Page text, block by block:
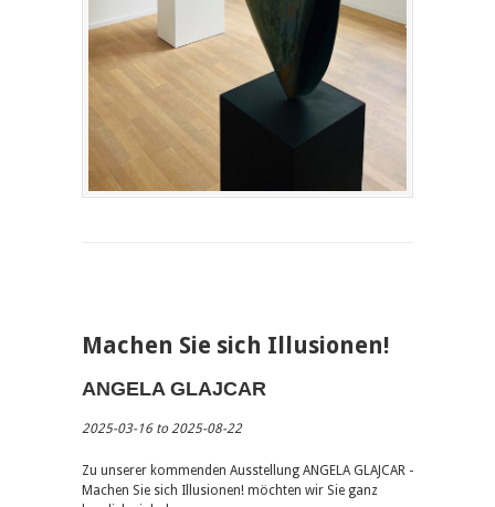
Machen Sie sich Illusionen!
ANGELA GLAJCAR
2025-03-16 to 2025-08-22
Zu unserer kommenden Ausstellung ANGELA GLAJCAR -
Machen Sie sich Illusionen! möchten wir Sie ganz